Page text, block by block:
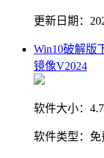
更新日期：
Win10破解版
镜像V2024
软件大小：
软件类型： 免